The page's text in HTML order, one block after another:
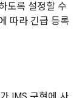
도록 설정할 수
따라 긴급 등록